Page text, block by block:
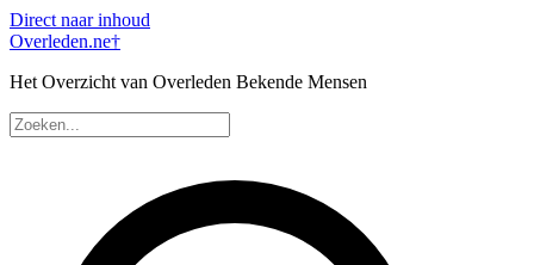
Direct naar inhoud
Overleden.ne†
Het Overzicht van Overleden Bekende Mensen